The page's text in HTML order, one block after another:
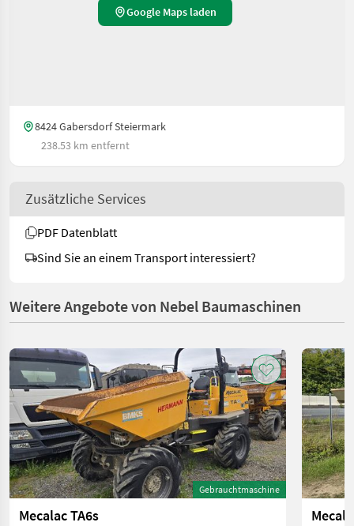
Google Maps laden
8424 Gabersdorf Steiermark
238.53 km entfernt
Zusätzliche Services
PDF Datenblatt
Sind Sie an einem Transport interessiert?
Weitere Angebote von Nebel Baumaschinen
Gebrauchtmaschine
Mecalac TA6s